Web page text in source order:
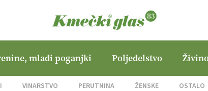
mladi poganjki Poljedelstvo
VINARSTVO PERUTNINA ŽENSKE OSTALO
Bregar po uničujočem požaru